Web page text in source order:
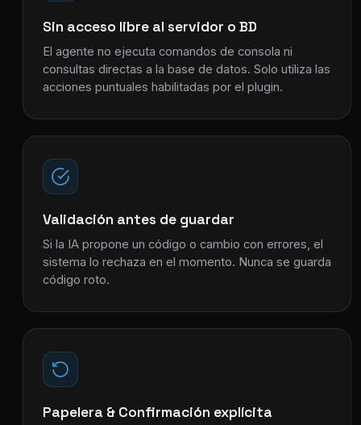
Sin acceso libre al servidor o BD
El agente no ejecuta comandos de consola ni
consultas directas a la base de datos. Solo utiliza las
acciones puntuales habilitadas por el plugin.
Validación antes de guardar
Si la IA propone un código o cambio con errores, el
sistema lo rechaza en el momento. Nunca se guarda
código roto.
Papelera & Confirmación explícita